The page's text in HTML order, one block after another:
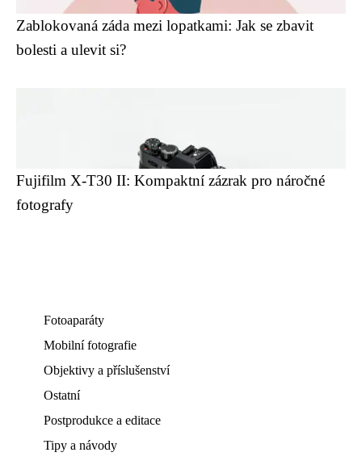
Zablokovaná záda mezi lopatkami: Jak se zbavit
bolesti a ulevit si?
Fujifilm X-T30 II: Kompaktní zázrak pro náročné
fotografy
Fotoaparáty
Mobilní fotografie
Objektivy a příslušenství
Ostatní
Postprodukce a editace
Tipy a návody